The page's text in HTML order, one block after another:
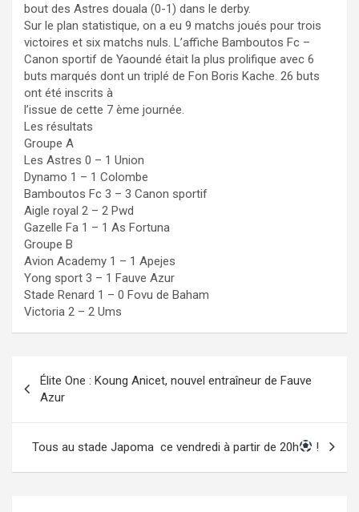
bout des Astres douala (0-1) dans le derby.
Sur le plan statistique, on a eu 9 matchs joués pour trois
victoires et six matchs nuls. L’affiche Bamboutos Fc –
Canon sportif de Yaoundé était la plus prolifique avec 6
buts marqués dont un triplé de Fon Boris Kache. 26 buts
ont été inscrits à
l’issue de cette 7 ème journée.
Les résultats
Groupe A
Les Astres 0 – 1 Union
Dynamo 1 – 1 Colombe
Bamboutos Fc 3 – 3 Canon sportif
Aigle royal 2 – 2 Pwd
Gazelle Fa 1 – 1 As Fortuna
Groupe B
Avion Academy 1 – 1 Apejes
Yong sport 3 – 1 Fauve Azur
Stade Renard 1 – 0 Fovu de Baham
Victoria 2 – 2 Ums
Navigation
de
l’article
Élite One : Koung Anicet, nouvel entraîneur de Fauve
Azur
Tous au stade Japoma ce vendredi à partir de 20h !